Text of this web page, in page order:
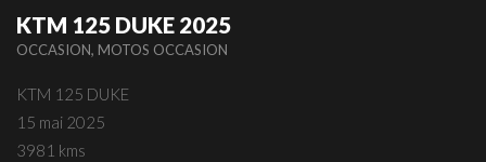
KTM 125 DUKE 2025
OCCASION, MOTOS OCCASION
KTM 125 DUKE
15 mai 2025
3981 kms